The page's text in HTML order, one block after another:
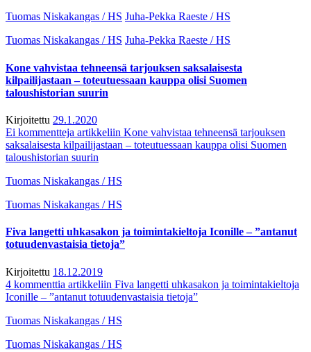
Tuomas Niskakangas / HS Juha-Pekka Raeste / HS
Tuomas Niskakangas / HS Juha-Pekka Raeste / HS
Kone vahvistaa tehneensä tarjouksen saksalaisesta
kilpailijastaan – toteutuessaan kauppa olisi Suomen
taloushistorian suurin
Kirjoitettu 29.1.2020
Ei kommentteja artikkeliin Kone vahvistaa tehneensä tarjouksen
saksalaisesta kilpailijastaan – toteutuessaan kauppa olisi Suomen
taloushistorian suurin
Tuomas Niskakangas / HS
Tuomas Niskakangas / HS
Fiva langetti uhkasakon ja toimintakieltoja Iconille – ”antanut
totuudenvastaisia tietoja”
Kirjoitettu 18.12.2019
4 kommenttia artikkeliin Fiva langetti uhkasakon ja toimintakieltoja
Iconille – ”antanut totuudenvastaisia tietoja”
Tuomas Niskakangas / HS
Tuomas Niskakangas / HS